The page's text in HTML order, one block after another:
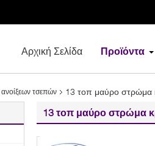
Αρχική Σελίδα Προϊόντα
τσεπών 13 τοπ μαύρο στρώμα
13 τοπ μαύρο στρώμα